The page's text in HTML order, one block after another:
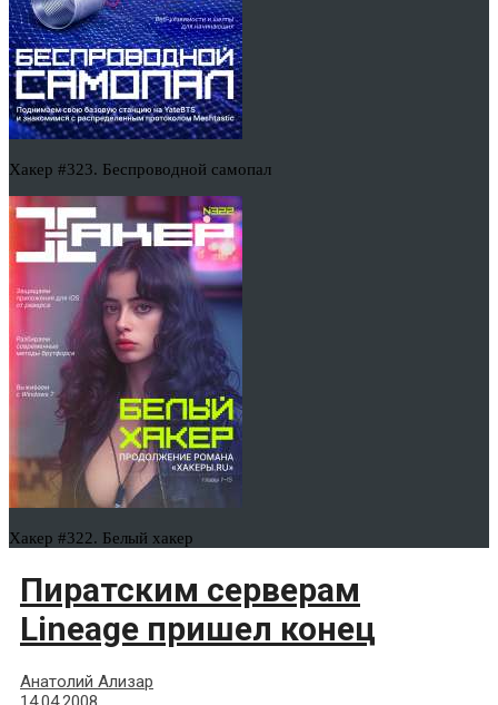
Хакер #323. Беспроводной самопал
Хакер #322. Белый хакер
Пиратским серверам
Lineage пришел конец
Анатолий Ализар